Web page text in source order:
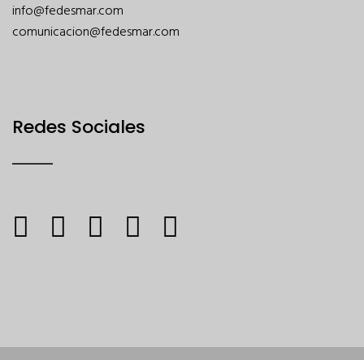
info@fedesmar.com
comunicacion@fedesmar.com
Redes Sociales